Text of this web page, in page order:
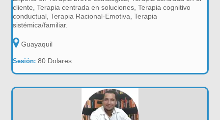
cliente, Terapia centrada en soluciones, Terapia cognitivo
conductual, Terapia Racional-Emotiva, Terapia
sistémica/familiar.
Guayaquil
Sesión:80 Dolares